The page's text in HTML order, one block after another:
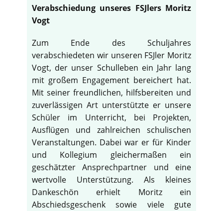
Verabschiedung unseres FSJlers Moritz
Vogt
Zum Ende des Schuljahres
verabschiedeten wir unseren FSJler Moritz
Vogt, der unser Schulleben ein Jahr lang
mit großem Engagement bereichert hat.
Mit seiner freundlichen, hilfsbereiten und
zuverlässigen Art unterstützte er unsere
Schüler im Unterricht, bei Projekten,
Ausflügen und zahlreichen schulischen
Veranstaltungen. Dabei war er für Kinder
und Kollegium gleichermaßen ein
geschätzter Ansprechpartner und eine
wertvolle Unterstützung. Als kleines
Dankeschön erhielt Moritz ein
Abschiedsgeschenk sowie viele gute